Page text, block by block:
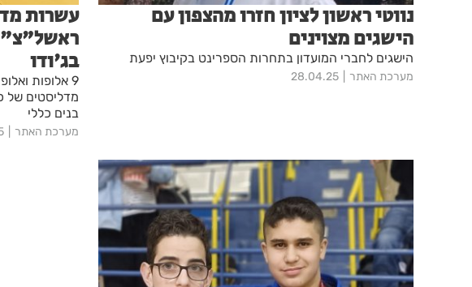
נווטי ראשון לציון חזרו מהצפון עם
הישגים מצוינים
הישגים לחברי המועדון בתחרות הספרינט בקיבוץ יפעת
מערכת האתר 28.04.25
עשרות
ראשל"צ"
בג'ודו
9 אלופות
בנים כללי
מערכת האתר